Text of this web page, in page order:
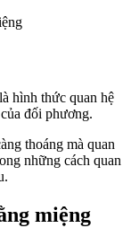
hình thức quan hệ
đối phương.
thoáng mà quan
những cách quan
miệng